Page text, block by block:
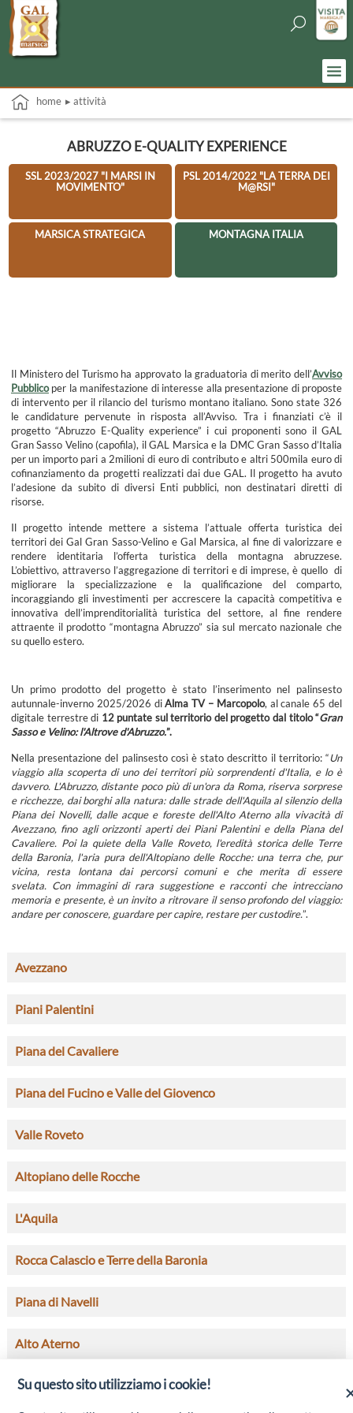
home ▸ attività
ABRUZZO E-QUALITY EXPERIENCE
SSL 2023/2027 "I MARSI IN
MOVIMENTO"
PSL 2014/2022 "LA TERRA DEI
M@RSI"
MARSICA STRATEGICA MONTAGNA ITALIA
Il Ministero del Turismo ha approvato la graduatoria di merito dell’Avviso
Pubblicoper la manifestazione di interesse alla presentazione di proposte
di intervento per il rilancio del turismo montano italiano. Sono state 326
le candidature pervenute in risposta all’Avviso. Tra i finanziati c’è il
progetto “Abruzzo E-Quality experience” i cui proponenti sono il GAL
Gran Sasso Velino (capofila), il GAL Marsica e la DMC Gran Sasso d’Italia
per un importo pari a 2milioni di euro di contributo e altri 500mila euro di
cofinanziamento da progetti realizzati dai due GAL. Il progetto ha avuto
l’adesione da subito di diversi Enti pubblici, non destinatari diretti di
risorse.
Il progetto intende mettere a sistema l’attuale offerta turistica dei
territori dei Gal Gran Sasso-Velino e Gal Marsica, al fine di valorizzare e
rendere identitaria l’offerta turistica della montagna abruzzese.
L’obiettivo, attraverso l’aggregazione di territori e di imprese, è quello di
migliorare la specializzazione e la qualificazione del comparto,
incoraggiando gli investimenti per accrescere la capacità competitiva e
innovativa dell’imprenditorialità turistica del settore, al fine rendere
attraente il prodotto “montagna Abruzzo” sia sul mercato nazionale che
su quello estero.
Un primo prodotto del progetto è stato l’inserimento nel palinsesto
autunnale-inverno 2025/2026 diAlma TV – Marcopolo, al canale 65 del
digitale terrestre di 12 puntate sul territorio del progetto dal titolo “Gran
Sasso e Velino: l'Altrove d'Abruzzo.”.
Nella presentazione del palinsesto così è stato descritto il territorio: “Un
viaggio alla scoperta di uno dei territori più sorprendenti d'Italia, e lo è
davvero. L'Abruzzo, distante poco più di un'ora da Roma, riserva sorprese
e ricchezze, dai borghi alla natura: dalle strade dell'Aquila al silenzio della
Piana dei Novelli, dalle acque e foreste dell'Alto Aterno alla vivacità di
Avezzano, fino agli orizzonti aperti dei Piani Palentini e della Piana del
Cavaliere. Poi la quiete della Valle Roveto, l'eredità storica delle Terre
della Baronia, l'aria pura dell'Altopiano delle Rocche: una terra che, pur
vicina, resta lontana dai percorsi comuni e che merita di essere
svelata. Con immagini di rara suggestione e racconti che intrecciano
memoria e presente, è un invito a ritrovare il senso profondo del viaggio:
andare per conoscere, guardare per capire, restare per custodire.”.
Avezzano
Piani Palentini
Piana del Cavaliere
Piana del Fucino e Valle del Giovenco
Valle Roveto
Altopiano delle Rocche
L'Aquila
Rocca Calascio e Terre della Baronia
Piana di Navelli
Alto Aterno
Valle Subequana
Su questo sito utilizziamo i cookie!